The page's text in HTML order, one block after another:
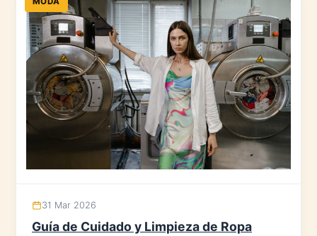
31 Mar 2026
Guía de Cuidado y Limpieza de Ropa